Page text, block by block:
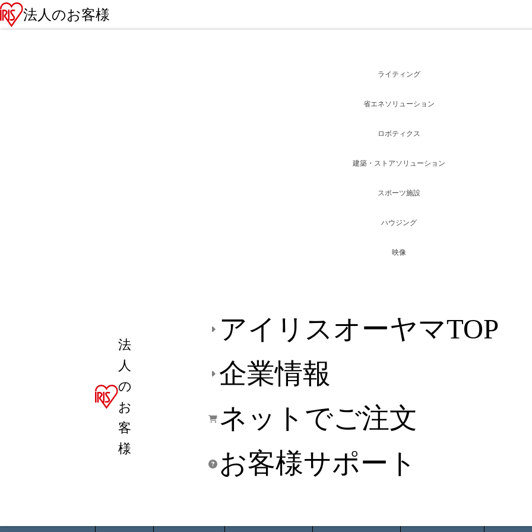
法人のお客様
法
人
の
お
客
様
アイリスオーヤマTOP
企業情報
ネットでご注文
お客様サポート
ライティング
省エネソリューション
ロボティクス
建築・ストアソリューション
スポーツ施設
ハウジング
映像